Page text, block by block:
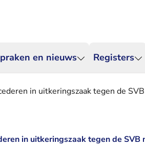
en nieuws Registers
in uitkeringszaak tegen de
in uitkeringszaak tegen de SVB